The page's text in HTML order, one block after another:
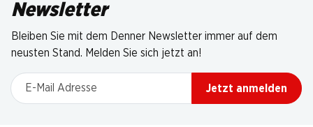
Newsletter
Bleiben Sie mit dem Denner Newsletter immer auf dem
neusten Stand. Melden Sie sich jetzt an!
E-Mail Adresse
Jetzt anmelden